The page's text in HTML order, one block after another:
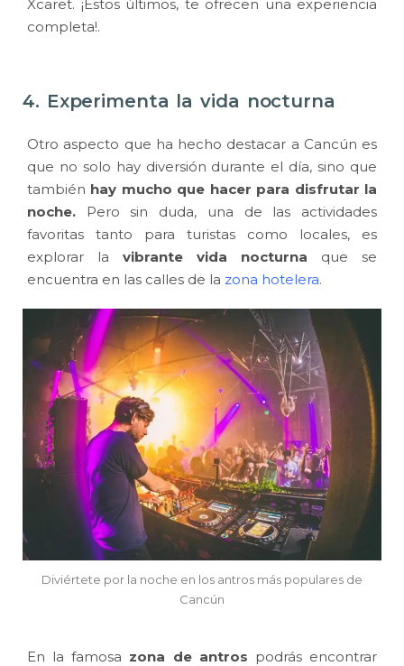
Xcaret. ¡Estos últimos, te ofrecen una experiencia
completa!.
4. Experimenta la vida nocturna
Otro aspecto que ha hecho destacar a Cancún es
que no solo hay diversión durante el día, sino que
también hay mucho que hacer para disfrutar la
noche. Pero sin duda, una de las actividades
favoritas tanto para turistas como locales, es
explorar la vibrante vida nocturna que se
encuentra en las calles de la zona hotelera.
Diviértete por la noche en los antros más populares de
Cancún
En la famosa zona de antros podrás encontrar